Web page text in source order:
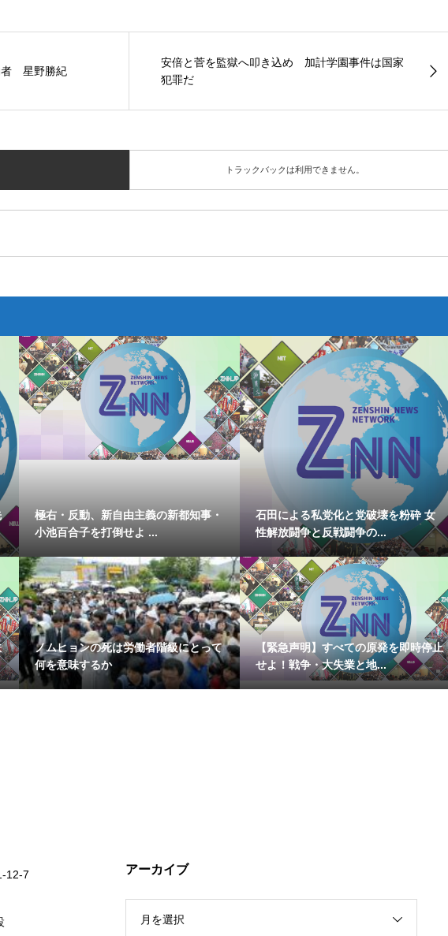
者 星野勝紀
安倍と菅を監獄へ叩き込め 加計学園事件は国家
犯罪だ
トラックバックは利用できません。
極右・反動、新自由主義の新都知事・
小池百合子を打倒せよ ...
石田による私党化と党破壊を粉砕 女
性解放闘争と反戦闘争の...
ノムヒョンの死は労働者階級にとって
何を意味するか
【緊急声明】すべての原発を即時停止
せよ！戦争・大失業と地...
12-7
アーカイブ
月を選択